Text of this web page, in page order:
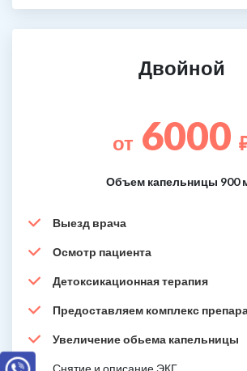
Двойной
от 6000
Объем капельницы 900
Выезд врача
Осмотр пациента
Детоксикационная терапия
Предоставляем комплекс
Увеличение обьема капельницы
Снятие и описание ЭКГ